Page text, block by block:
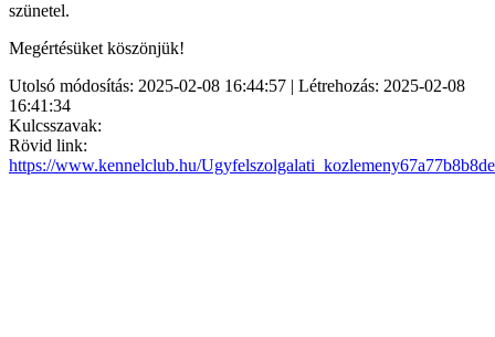
szünetel.
Megértésüket köszönjük!
Utolsó módosítás: 2025-02-08 16:44:57 | Létrehozás: 2025-02-08
16:41:34
Kulcsszavak:
Rövid link:
https://www.kennelclub.hu/